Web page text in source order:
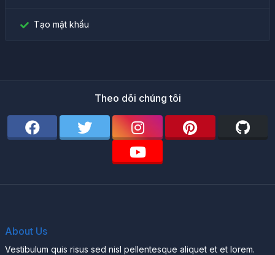
Tạo mật khẩu
Theo dõi chúng tôi
About Us
Vestibulum quis risus sed nisl pellentesque aliquet et et lorem.